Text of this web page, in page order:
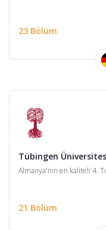
23 Bölüm
Tübingen
Almanya'nın en kaliteli 4.
21 Bölüm